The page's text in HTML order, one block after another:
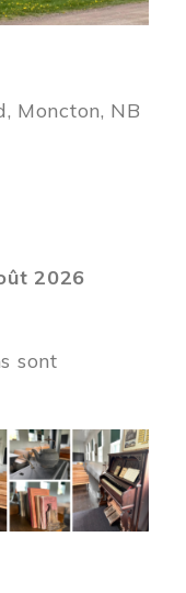
Moncton, NB
2026
sont